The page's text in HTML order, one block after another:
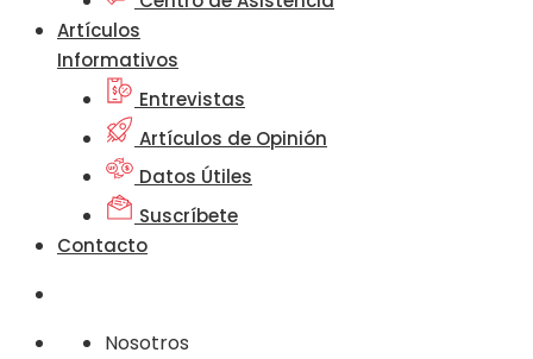
Artículos
Informativos
Entrevistas
Artículos de Opinión
Datos Útiles
Suscríbete
Contacto
Nosotros